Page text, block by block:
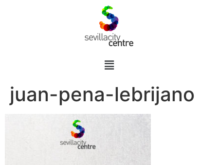
juan-pena-lebrijano